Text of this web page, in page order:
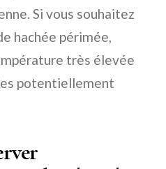
Si vous souhaitez
hachée périmée,
très élevée
potentiellement